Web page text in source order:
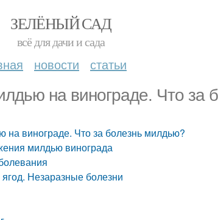
ЗЕЛЁНЫЙ САД
всё для дачи и сада
новости статьи
на винограде. Что за
на винограде. Что за болезнь милдью?
милдью винограда
Незаразные болезни